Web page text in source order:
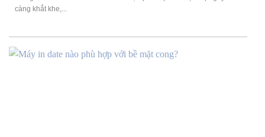
càng khắt khe,...